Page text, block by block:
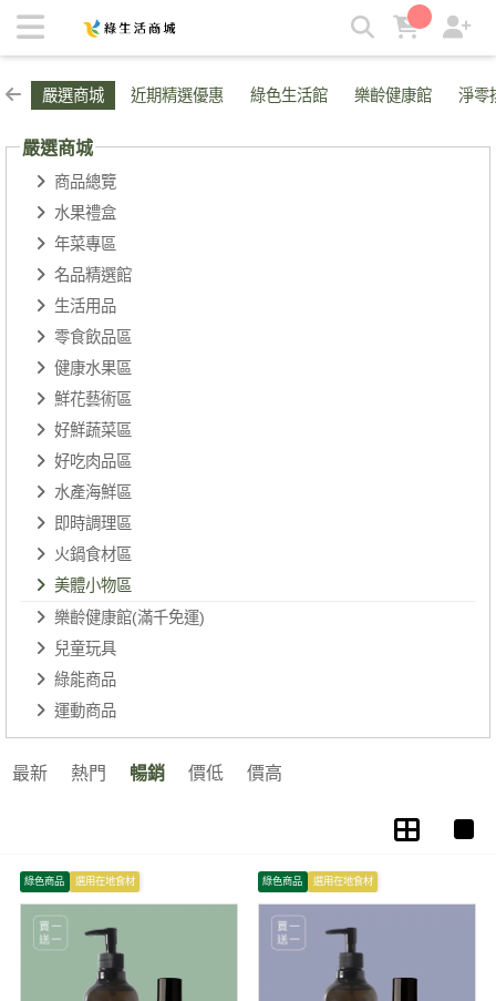
美體小物區 | 綠生活商城
嚴選商城 近期精選優惠 綠色生活館 樂齡健康館 淨零
嚴選商城
商品總覽
水果禮盒
年菜專區
名品精選館
生活用品
零食飲品區
健康水果區
鮮花藝術區
好鮮蔬菜區
好吃肉品區
水產海鮮區
即時調理區
火鍋食材區
美體小物區
樂齡健康館(滿千免運)
兒童玩具
綠能商品
運動商品
最新 熱門 暢銷 價低 價高
綠色商品 選用在地食材 綠色商品 選用在地食材